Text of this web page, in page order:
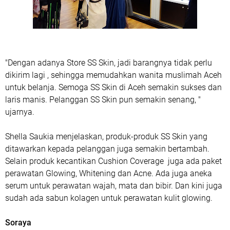
"Dengan adanya Store SS Skin, jadi barangnya tidak perlu
dikirim lagi , sehingga memudahkan wanita muslimah Aceh
untuk belanja. Semoga SS Skin di Aceh semakin sukses dan
laris manis. Pelanggan SS Skin pun semakin senang, "
ujarnya.
Shella Saukia menjelaskan, produk-produk SS Skin yang
ditawarkan kepada pelanggan juga semakin bertambah.
Selain produk kecantikan Cushion Coverage juga ada paket
perawatan Glowing, Whitening dan Acne. Ada juga aneka
serum untuk perawatan wajah, mata dan bibir. Dan kini juga
sudah ada sabun kolagen untuk perawatan kulit glowing.
Soraya